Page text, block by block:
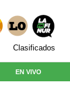
Clasificados
EN VIVO